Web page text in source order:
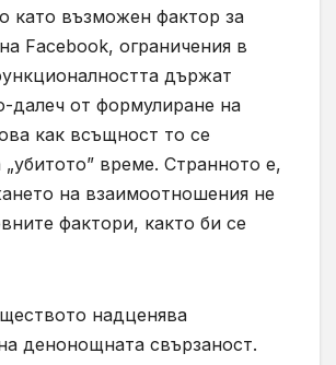
като възможен фактор за
Facebook, ограничения в
държат
далеч от формулиране на
как всъщност то се
„убитото” време. Странното е,
на взаимоотношения не
фактори, както би се
надценява
денонощната свързаност.